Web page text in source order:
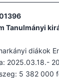
Tanulmányi
diákok
2025.03.18.-
5 382 000